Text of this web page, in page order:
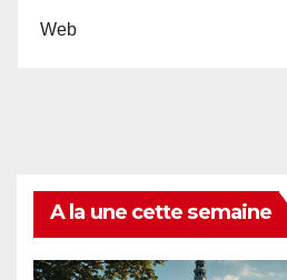
Web
A la une cette semaine